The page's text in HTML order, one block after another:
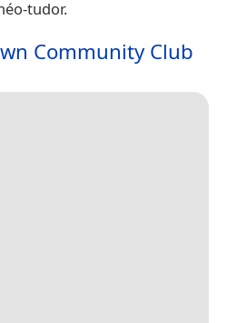
tudor.
Community Club